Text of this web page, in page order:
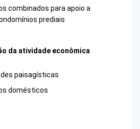
combinados para apoio a
prediais
da atividade econômica
paisagísticas
domésticos